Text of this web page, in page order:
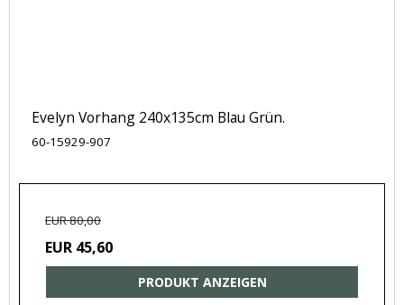
Evelyn Vorhang 240x135cm Blau Grün.
60-15929-907
EUR 80,00
EUR 45,60
PRODUKT ANZEIGEN